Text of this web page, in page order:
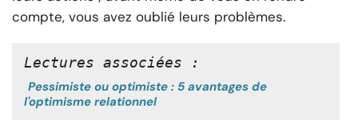
compte, vous avez oublié leurs problèmes.
Lectures associées :
Pessimiste ou optimiste : 5 avantages de
l'optimisme relationnel